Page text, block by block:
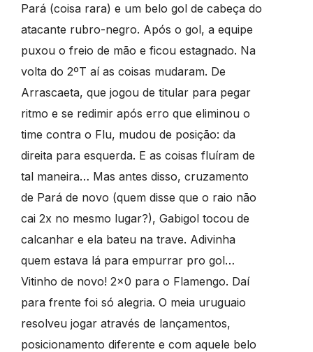
Pará (coisa rara) e um belo gol de cabeça do
atacante rubro-negro. Após o gol, a equipe
puxou o freio de mão e ficou estagnado. Na
volta do 2ºT aí as coisas mudaram. De
Arrascaeta, que jogou de titular para pegar
ritmo e se redimir após erro que eliminou o
time contra o Flu, mudou de posição: da
direita para esquerda. E as coisas fluíram de
tal maneira… Mas antes disso, cruzamento
de Pará de novo (quem disse que o raio não
cai 2x no mesmo lugar?), Gabigol tocou de
calcanhar e ela bateu na trave. Adivinha
quem estava lá para empurrar pro gol…
Vitinho de novo! 2×0 para o Flamengo. Daí
para frente foi só alegria. O meia uruguaio
resolveu jogar através de lançamentos,
posicionamento diferente e com aquele belo